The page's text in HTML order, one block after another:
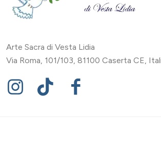
Arte Sacra di Vesta Lidia
Via Roma, 101/103, 81100 Caserta CE,